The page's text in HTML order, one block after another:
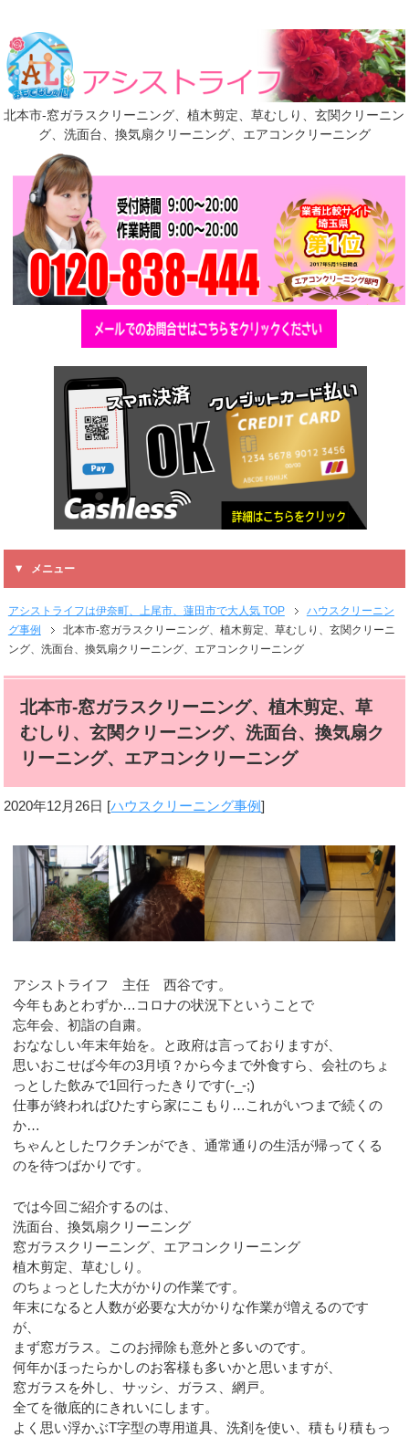
北本市-窓ガラスクリーニング、植木剪定、草むしり、玄関クリーニン
グ、洗面台、換気扇クリーニング、エアコンクリーニング
メニュー
アシストライフは伊奈町、上尾市、蓮田市で大人気 TOP
ハウスクリーニン
グ事例
北本市-窓ガラスクリーニング、植木剪定、草むしり、玄関クリーニ
ング、洗面台、換気扇クリーニング、エアコンクリーニング
北本市-窓ガラスクリーニング、植木剪定、草
むしり、玄関クリーニング、洗面台、換気扇ク
リーニング、エアコンクリーニング
2020年12月26日 [ハウスクリーニング事例]
アシストライフ 主任 西谷です。
今年もあとわずか…コロナの状況下ということで
忘年会、初詣の自粛。
おななしい年末年始を。と政府は言っておりますが、
思いおこせば今年の3月頃？から今まで外食すら、会社のちょ
っとした飲みで1回行ったきりです(-_-;)
仕事が終わればひたすら家にこもり…これがいつまで続くの
か…
ちゃんとしたワクチンができ、通常通りの生活が帰ってくる
のを待つばかりです。
では今回ご紹介するのは、
洗面台、換気扇クリーニング
窓ガラスクリーニング、エアコンクリーニング
植木剪定、草むしり。
のちょっとした大がかりの作業です。
年末になると人数が必要な大がかりな作業が増えるのです
が、
まず窓ガラス。このお掃除も意外と多いのです。
何年かほったらかしのお客様も多いかと思いますが、
窓ガラスを外し、サッシ、ガラス、網戸。
全てを徹底的にきれいにします。
よく思い浮かぶT字型の専用道具、洗剤を使い、積もり積もっ